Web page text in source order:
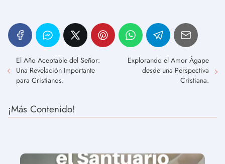
El Año Aceptable del Señor:
Una Revelación Importante
para Cristianos.
Explorando el Amor Ágape
desde una Perspectiva
Cristiana.
¡Más Contenido!